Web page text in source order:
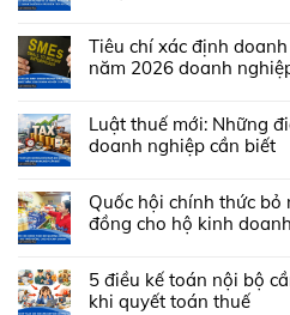
Tiêu chí xác định
năm 2026 doanh
Luật thuế mới: Những
doanh nghiệp cần biết
Quốc hội chính thức
đồng cho hộ kinh doanh
5 điều kế toán nội bộ
khi quyết toán thuế